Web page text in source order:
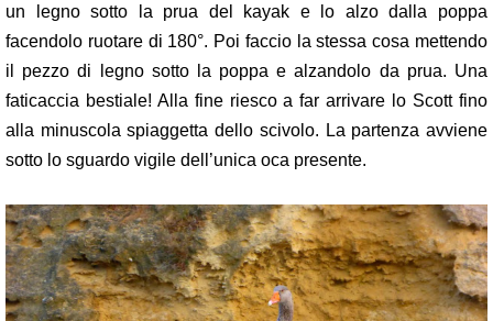
un legno sotto la prua del kayak e lo alzo dalla poppa
facendolo ruotare di 180°. Poi faccio la stessa cosa mettendo
il pezzo di legno sotto la poppa e alzandolo da prua. Una
faticaccia bestiale! Alla fine riesco a far arrivare lo Scott fino
alla minuscola spiaggetta dello scivolo. La partenza avviene
sotto lo sguardo vigile dell’unica oca presente.